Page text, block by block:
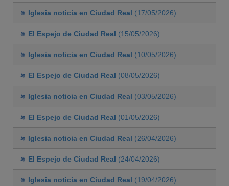
Iglesia noticia en Ciudad Real (17/05/2026)
El Espejo de Ciudad Real (15/05/2026)
Iglesia noticia en Ciudad Real (10/05/2026)
El Espejo de Ciudad Real (08/05/2026)
Iglesia noticia en Ciudad Real (03/05/2026)
El Espejo de Ciudad Real (01/05/2026)
Iglesia noticia en Ciudad Real (26/04/2026)
El Espejo de Ciudad Real (24/04/2026)
Iglesia noticia en Ciudad Real (19/04/2026)